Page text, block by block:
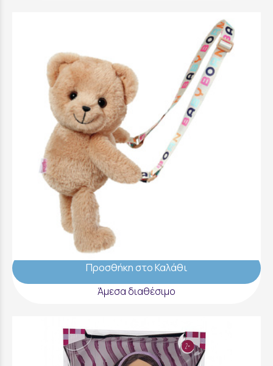
Baby Born Teddy Τσάντα Βόλτας Αλαξιέρα -
836354-116724
19,99 €
Προσθήκη στο Καλάθι
Άμεσα διαθέσιμο